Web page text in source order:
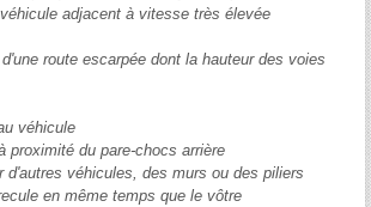
adjacent à vitesse très élevée
route escarpée dont la hauteur des voies
véhicule
proximité du pare-chocs arrière
d'autres véhicules, des murs ou des piliers
en même temps que le vôtre